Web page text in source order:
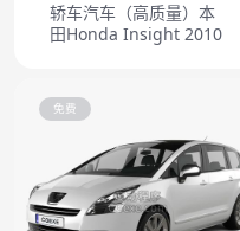
轿车汽车（高质量）本
田Honda Insight 2010
免费